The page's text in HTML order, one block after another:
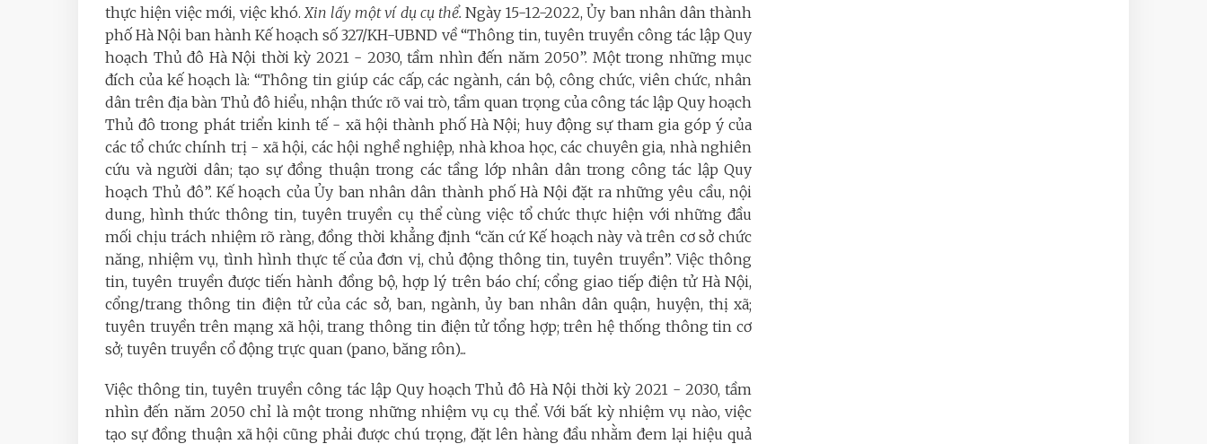
thực hiện việc mới, việc khó.Xin lấy một ví dụ cụ thể.Ngày 15-12-2022, Ủy ban nhân dân thành
phố Hà Nội ban hành Kế hoạch số 327/KH-UBND về “Thông tin, tuyên truyền công tác lập Quy
hoạch Thủ đô Hà Nội thời kỳ 2021 - 2030, tầm nhìn đến năm 2050”. Một trong những mục
đích của kế hoạch là: “Thông tin giúp các cấp, các ngành, cán bộ, công chức, viên chức, nhân
dân trên địa bàn Thủ đô hiểu, nhận thức rõ vai trò, tầm quan trọng của công tác lập Quy hoạch
Thủ đô trong phát triển kinh tế - xã hội thành phố Hà Nội; huy động sự tham gia góp ý của
các tổ chức chính trị - xã hội, các hội nghề nghiệp, nhà khoa học, các chuyên gia, nhà nghiên
cứu và người dân; tạo sự đồng thuận trong các tầng lớp nhân dân trong công tác lập Quy
hoạch Thủ đô”. Kế hoạch của Ủy ban nhân dân thành phố Hà Nội đặt ra những yêu cầu, nội
dung, hình thức thông tin, tuyên truyền cụ thể cùng việc tổ chức thực hiện với những đầu
mối chịu trách nhiệm rõ ràng, đồng thời khẳng định “căn cứ Kế hoạch này và trên cơ sở chức
năng, nhiệm vụ, tình hình thực tế của đơn vị, chủ động thông tin, tuyên truyền”. Việc thông
tin, tuyên truyền được tiến hành đồng bộ, hợp lý trên báo chí; cổng giao tiếp điện tử Hà Nội,
cổng/trang thông tin điện tử của các sở, ban, ngành, ủy ban nhân dân quận, huyện, thị xã;
tuyên truyền trên mạng xã hội, trang thông tin điện tử tổng hợp; trên hệ thống thông tin cơ
sở; tuyên truyền cổ động trực quan (pano, băng rôn)...
Việc thông tin, tuyên truyền công tác lập Quy hoạch Thủ đô Hà Nội thời kỳ 2021 - 2030, tầm
nhìn đến năm 2050 chỉ là một trong những nhiệm vụ cụ thể. Với bất kỳ nhiệm vụ nào, việc
tạo sự đồng thuận xã hội cũng phải được chú trọng, đặt lên hàng đầu nhằm đem lại hiệu quả